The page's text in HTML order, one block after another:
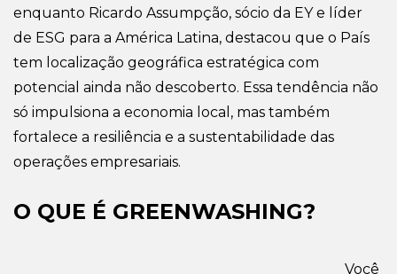
enquanto Ricardo Assumpção, sócio da EY e líder
de ESG para a América Latina, destacou que o País
tem localização geográfica estratégica com
potencial ainda não descoberto. Essa tendência não
só impulsiona a economia local, mas também
fortalece a resiliência e a sustentabilidade das
operações empresariais.
O QUE É GREENWASHING?
Você